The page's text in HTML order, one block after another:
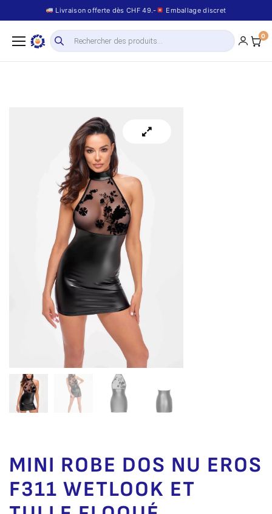
Livraison offerte dès CHF 49.- Emballage discret
0
MINI ROBE DOS NU EROS
F311 WETLOOK ET